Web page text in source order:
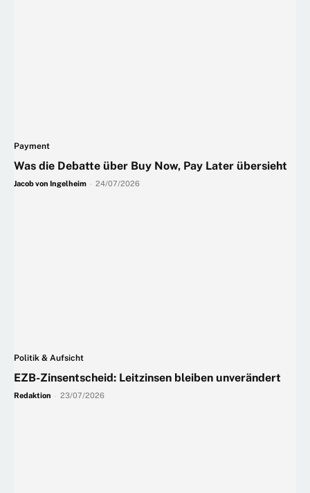
Payment
Was die Debatte über Buy Now, Pay Later übersieht
Jacob von Ingelheim 24/07/2026
Politik & Aufsicht
EZB-Zinsentscheid: Leitzinsen bleiben unverändert
Redaktion 23/07/2026